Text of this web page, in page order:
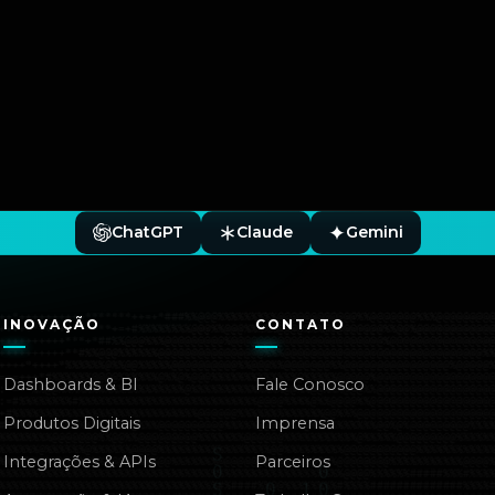
ChatGPT Claude Gemini
INOVAÇÃO
Dashboards & BI
Produtos Digitais
Integrações & APIs
CONTATO
Fale Conosco
Imprensa
Parceiros